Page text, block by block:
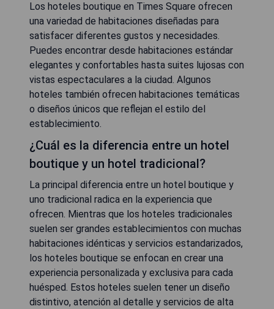
Los hoteles boutique en Times Square ofrecen
una variedad de habitaciones diseñadas para
satisfacer diferentes gustos y necesidades.
Puedes encontrar desde habitaciones estándar
elegantes y confortables hasta suites lujosas con
vistas espectaculares a la ciudad. Algunos
hoteles también ofrecen habitaciones temáticas
o diseños únicos que reflejan el estilo del
establecimiento.
¿Cuál es la diferencia entre un hotel
boutique y un hotel tradicional?
La principal diferencia entre un hotel boutique y
uno tradicional radica en la experiencia que
ofrecen. Mientras que los hoteles tradicionales
suelen ser grandes establecimientos con muchas
habitaciones idénticas y servicios estandarizados,
los hoteles boutique se enfocan en crear una
experiencia personalizada y exclusiva para cada
huésped. Estos hoteles suelen tener un diseño
distintivo, atención al detalle y servicios de alta